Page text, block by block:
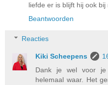
liefde er is blijft hij ook
Beantwoorden
Reacties
Kiki Scheepens
Dank je wel voor
helemaal waar. Het